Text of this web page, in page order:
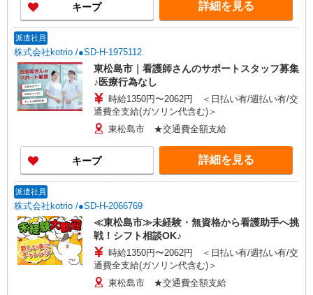
キープ 詳細を見る
派遣社員
株式会社kotrio /●SD-H-1975112
東松島市｜看護師さんのサポートスタッフ募集
♪医療行為なし
時給1350円〜2062円 ＜日払い有/週払い有/交
通費全支給(ガソリン代含む)＞
東松島市 ★交通費全額支給
キープ 詳細を見る
派遣社員
株式会社kotrio /●SD-H-2066769
≪東松島市≫未経験・無資格から看護助手へ挑
戦！シフト相談OK♪
時給1350円〜2062円 ＜日払い有/週払い有/交
通費全支給(ガソリン代含む)＞
東松島市 ★交通費全額支給